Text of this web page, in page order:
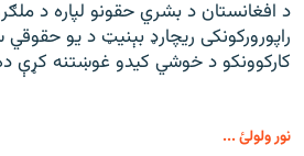
د افغانستان د بشري حقونو لپاره د
راپورورکونکی ریچارډ بېنیټ د یو
کارکوونکو د خوشي کیدو غوښتنه کړې
نور ولولئ ...